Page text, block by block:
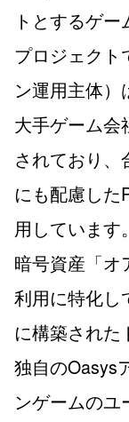
トとするゲ
プロジェクト
ン運用主体）
大手ゲーム会
されており、
にも配慮した
用しています。
暗号資産「オ
利用に特化し
に構築された
独自のOasys
ンゲームの